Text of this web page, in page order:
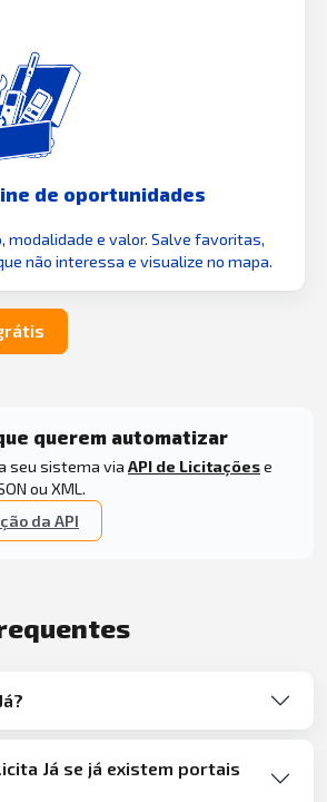
de oportunidades
modalidade e valor. Salve favoritas,
não interessa e visualize no mapa.
querem automatizar
seu sistema via API de Licitaçõese
ou XML.
da API
Já se já existem portais